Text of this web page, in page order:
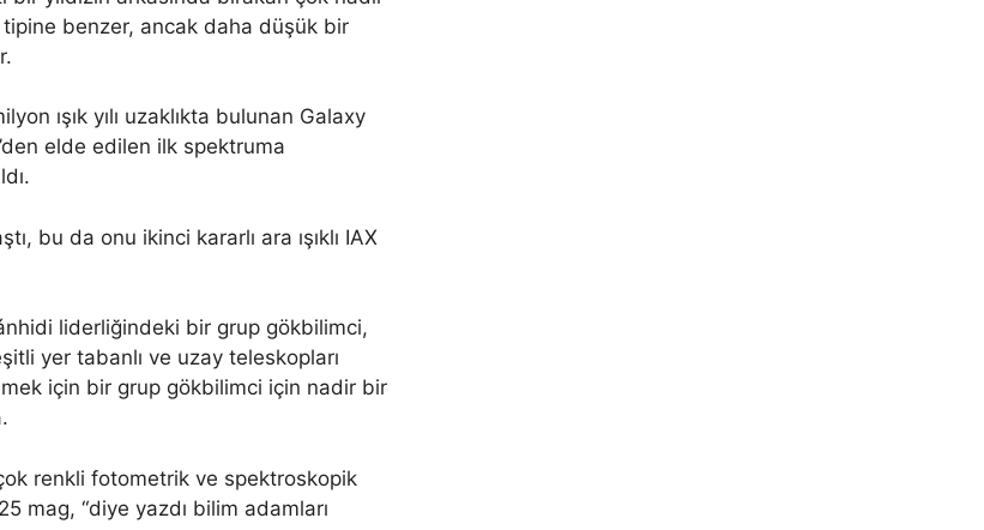
benzer, ancak daha düşük bir
ışık yılı uzaklıkta bulunan Galaxy
elde edilen ilk spektruma
bu da onu ikinci kararlı ara ışıklı IAX
liderliğindeki bir grup gökbilimci,
yer tabanlı ve uzay teleskopları
için bir grup gökbilimci için nadir bir
çok renkli fotometrik ve spektroskopik
mag, “diye yazdı bilim adamları